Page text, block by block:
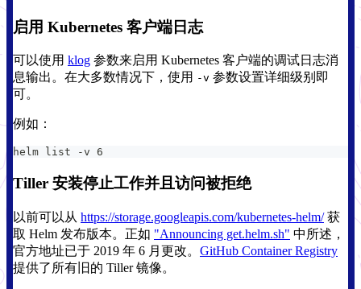
启用 Kubernetes 客户端日志
可以使用 klog 参数来启用 Kubernetes 客户端的调试日志消
息输出。在大多数情况下，使用 -v 参数设置详细级别即
可。
例如：
helm list -v 6
Tiller 安装停止工作并且访问被拒绝
以前可以从 https://storage.googleapis.com/kubernetes-helm/获
取 Helm 发布版本。正如 "Announcing get.helm.sh" 中所述，
官方地址已于 2019 年 6 月更改。 GitHub Container Registry
提供了所有旧的 Tiller 镜像。